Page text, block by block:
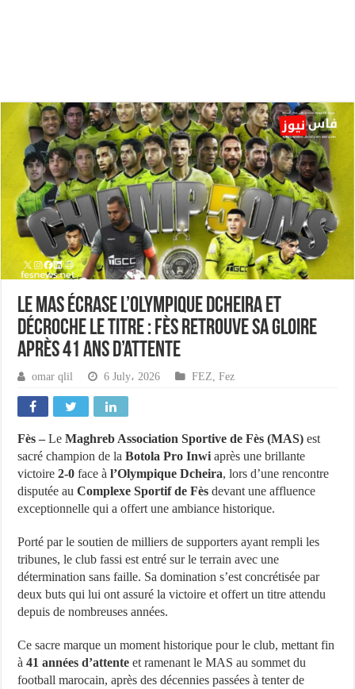
Le MAS écrase l’Olympique Dcheira et
décroche le titre : Fès retrouve sa gloire
après 41 ans d’attente
omar qlil 6 July، 2026 FEZ ,Fez
Fès –LeMaghreb Association Sportive de Fès (MAS) est
sacré champion de laBotola Pro Inwi après une brillante
victoire2-0 face àl’Olympique Dcheira, lors d’une rencontre
disputée auComplexe Sportif de Fès devant une affluence
exceptionnelle qui a offert une ambiance historique.
Porté par le soutien de milliers de supporters ayant rempli les
tribunes, le club fassi est entré sur le terrain avec une
détermination sans faille. Sa domination s’est concrétisée par
deux buts qui lui ont assuré la victoire et offert un titre attendu
depuis de nombreuses années.
Ce sacre marque un moment historique pour le club, mettant fin
à41 années d’attente et ramenant le MAS au sommet du
football marocain, après des décennies passées à tenter de